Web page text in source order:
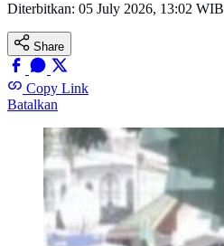
Diterbitkan: 05 July 2026, 13:02 WIB
Share
Copy Link
Batalkan